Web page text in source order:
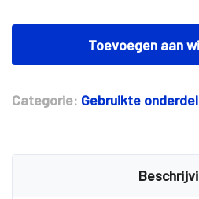
Yamaha
rechter
Toevoegen aan
Categorie: Gebruikte